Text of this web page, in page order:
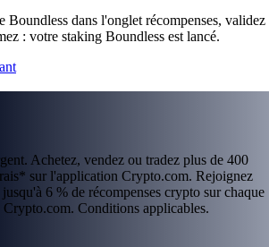
Boundless dans l'onglet récompenses, validez
: votre staking Boundless est lancé.
Achetez, vendez ou tradez plus de 400
sur l'application Crypto.com. Rejoignez
6 % de récompenses crypto sur chaque
Crypto.com. Conditions applicables.